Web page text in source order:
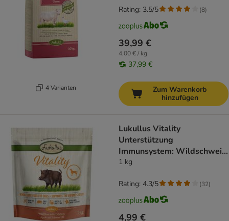
4 Varianten
39,99 €
4,00 € / kg
37,99 €
Rating: 3.5/5 (8)
Zum Warenkorb
hinzufügen
Lukullus Vitality
Unterstützung
Immunsystem: Wildschwein
(getreidefrei)
1 kg
4,99 €
Rating: 4.3/5 (32)